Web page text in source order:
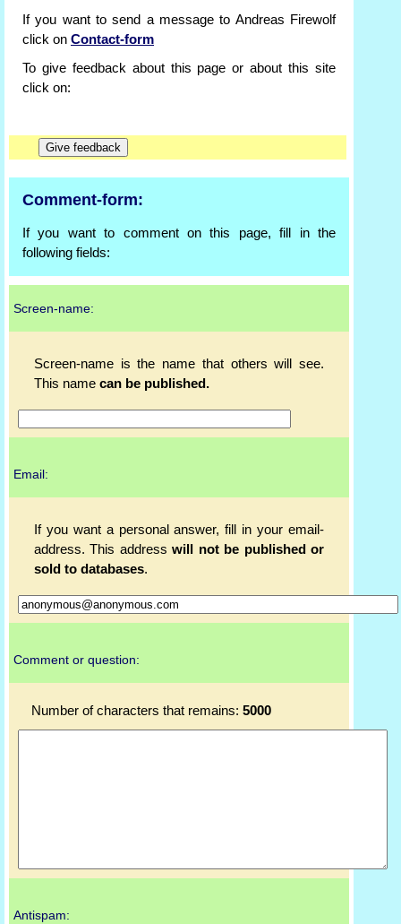
If you want to send a message to Andreas Firewolf
click on Contact-form
To give feedback about this page or about this site
click on:
Comment-form:
If you want to comment on this page, fill in the
following fields:
Screen-name:
Screen-name is the name that others will see.
This name can be published.
Email:
If you want a personal answer, fill in your email-
address. This addresswill not be published or
sold to databases.
Comment or question:
Number of characters that remains: 5000
Antispam: